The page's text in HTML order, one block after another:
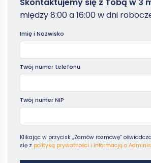
Poradniki
między 8:00 a 16:00 w dni
Imię i Nazwisko
Twój numer telefonu
Twój numer NIP
Klikając w przycisk „Zamów rozmowę”
się z polityką prywatności i informacją o